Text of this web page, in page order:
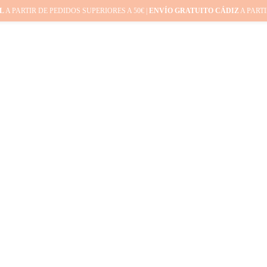
A PARTIR DE PEDIDOS SUPERIORES A 50€ | ENVÍO GRATUITO CÁDIZA